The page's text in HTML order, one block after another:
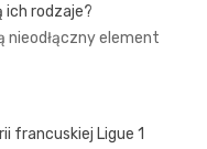
ich rodzaje?
nieodłączny element
francuskiej Ligue 1